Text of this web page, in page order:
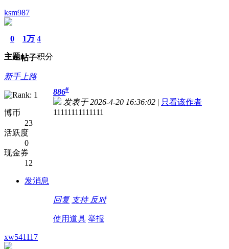
ksm987
0
主题
1万
帖子
4
积分
新手上路
博币
23
活跃度
0
现金券
12
发消息
886#
发表于 2026-4-20 16:36:02 | 只看该作者
11111111111111
回复 支持 反对
使用道具 举报
xw541117